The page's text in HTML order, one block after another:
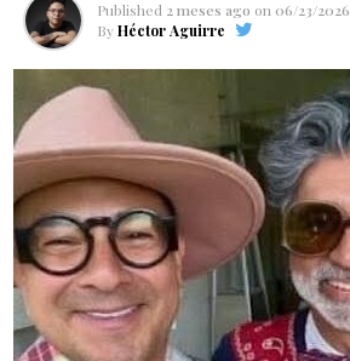
Published 2 meses ago on 06/23/2026
By Héctor Aguirre